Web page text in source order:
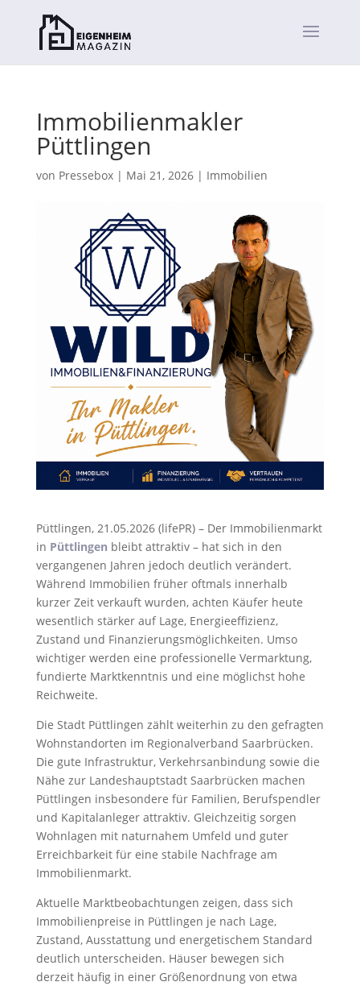
Immobilienmakler
Püttlingen
von Pressebox| Mai 21, 2026| Immobilien
Püttlingen, 21.05.2026 (lifePR) – Der Immobilienmarkt
in Püttlingen bleibt attraktiv – hat sich in den
vergangenen Jahren jedoch deutlich verändert.
Während Immobilien früher oftmals innerhalb
kurzer Zeit verkauft wurden, achten Käufer heute
wesentlich stärker auf Lage, Energieeffizienz,
Zustand und Finanzierungsmöglichkeiten. Umso
wichtiger werden eine professionelle Vermarktung,
fundierte Marktkenntnis und eine möglichst hohe
Reichweite.
Die Stadt Püttlingen zählt weiterhin zu den gefragten
Wohnstandorten im Regionalverband Saarbrücken.
Die gute Infrastruktur, Verkehrsanbindung sowie die
Nähe zur Landeshauptstadt Saarbrücken machen
Püttlingen insbesondere für Familien, Berufspendler
und Kapitalanleger attraktiv. Gleichzeitig sorgen
Wohnlagen mit naturnahem Umfeld und guter
Erreichbarkeit für eine stabile Nachfrage am
Immobilienmarkt.
Aktuelle Marktbeobachtungen zeigen, dass sich
Immobilienpreise in Püttlingen je nach Lage,
Zustand, Ausstattung und energetischem Standard
deutlich unterscheiden. Häuser bewegen sich
derzeit häufig in einer Größenordnung von etwa